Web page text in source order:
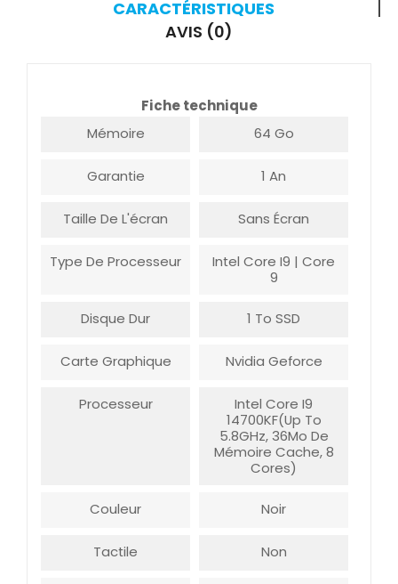
CARACTÉRISTIQUES
AVIS (0)
Fiche technique
Mémoire
64 Go
Garantie 1 An
Taille De L'écran Sans Écran
Type De Processeur
Intel Core I9 | Core
9
Disque Dur 1 To SSD
Carte Graphique Nvidia Geforce
Processeur
Intel Core I9
14700KF(Up To
5.8GHz, 36Mo De
Mémoire Cache, 8
Cores)
Couleur Noir
Tactile Non